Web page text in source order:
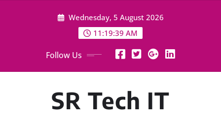
Wednesday, 5 August 2026
11:19:41 AM
Follow Us
SR Tech IT